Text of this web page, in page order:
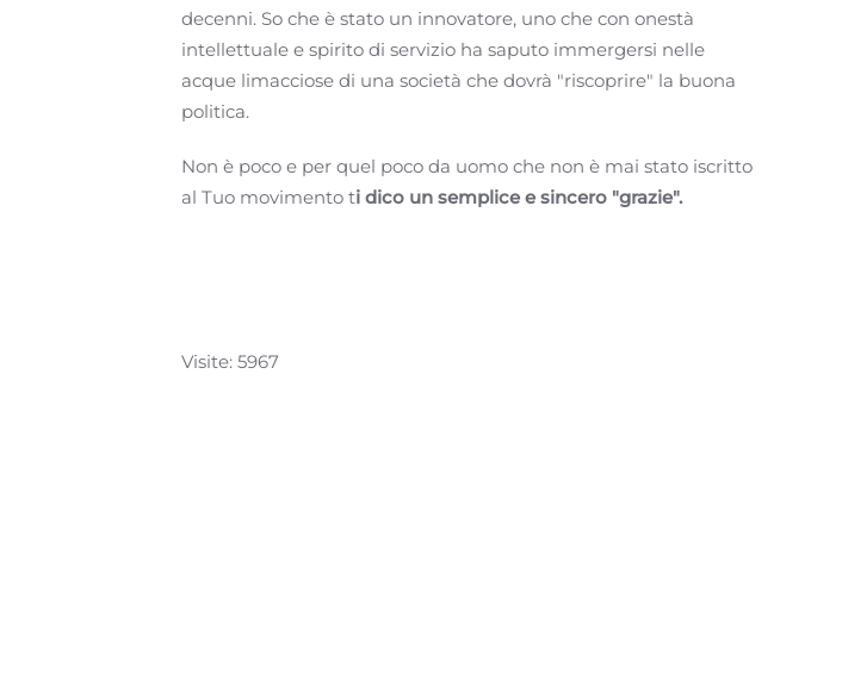
decenni. So che è stato un innovatore, uno che con onestà
intellettuale e spirito di servizio ha saputo immergersi nelle
acque limacciose di una società che dovrà "riscoprire" la buona
politica.
Non è poco e per quel poco da uomo che non è mai stato iscritto
al Tuo movimento ti dico un semplice e sincero "grazie".
Visite: 5967